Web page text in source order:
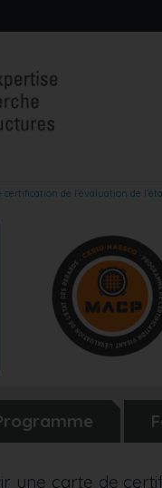
de l'évaluation de
une carte de